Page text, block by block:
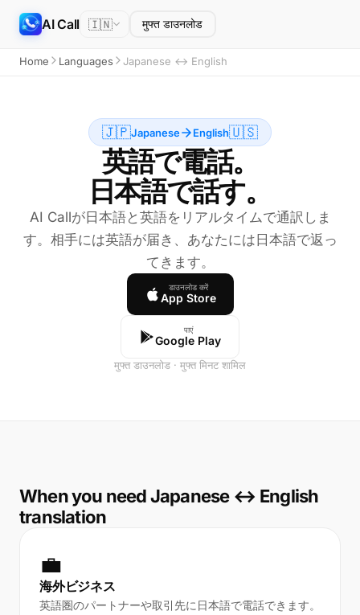
AI Call 🇮🇳 मुफ्त डाउनलोड
Home Languages Japanese ↔ English
🇯🇵Japanese English🇺🇸
英語で電話。
日本語で話す。
AI Callが日本語と英語をリアルタイムで通訳しま
す。相手には英語が届き、あなたには日本語で返っ
てきます。
डाउनलोड करें
App Store
पाएं
Google Play
मुफ्त डाउनलोड · मुफ्त मिनट शामिल
When you need Japanese ↔ English
translation
💼
海外ビジネス
英語圏のパートナーや取引先に日本語で電話できます。